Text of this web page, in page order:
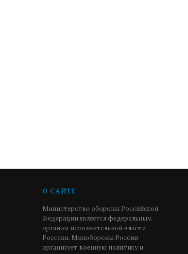
О САЙТЕ
Министерство обороны Российской
Федерации является федеральным
органом исполнительной власти
Росссии. Минобороны России
организует военную политику и